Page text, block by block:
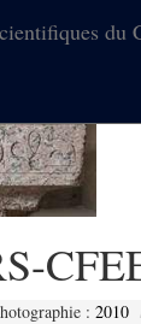
du
: 2010